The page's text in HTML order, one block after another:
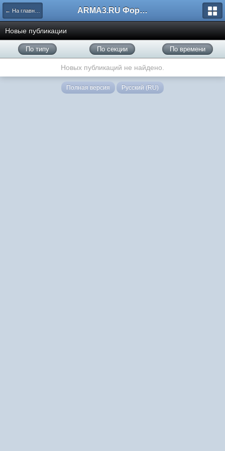
← На главную ARMA3.RU Форум
Новые публикации
По типу По секции По времени
Новых публикаций не найдено.
Полная версия Русский (RU)